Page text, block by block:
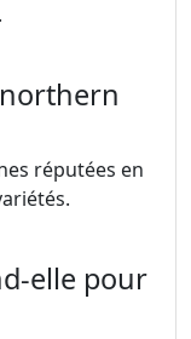
réputées en
elle pour